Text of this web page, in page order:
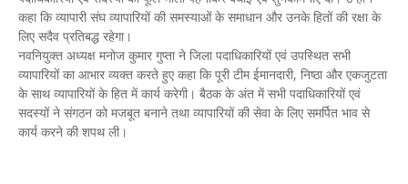
कहा कि व्यापारी संघ व्यापारियों की समस्याओं के समाधान और उनके हितों की रक्षा के
लिए सदैव प्रतिबद्ध रहेगा।
नवनियुक्त अध्यक्ष मनोज कुमार गुप्ता ने जिला पदाधिकारियों एवं उपस्थित सभी
व्यापारियों का आभार व्यक्त करते हुए कहा कि पूरी टीम ईमानदारी, निष्ठा और एकजुटता
के साथ व्यापारियों के हित में कार्य करेगी। बैठक के अंत में सभी पदाधिकारियों एवं
सदस्यों ने संगठन को मजबूत बनाने तथा व्यापारियों की सेवा के लिए समर्पित भाव से
कार्य करने की शपथ ली।